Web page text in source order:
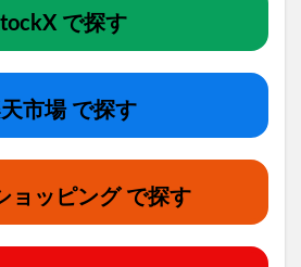
で探す
市場 で探す
ョッピング で探す